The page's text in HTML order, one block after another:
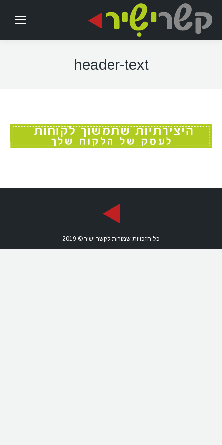
header-text
כל הזכויות שמורות לקשר ישיר © 2019